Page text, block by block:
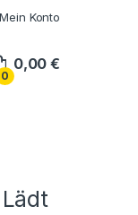
Mein Konto
0
0,00€